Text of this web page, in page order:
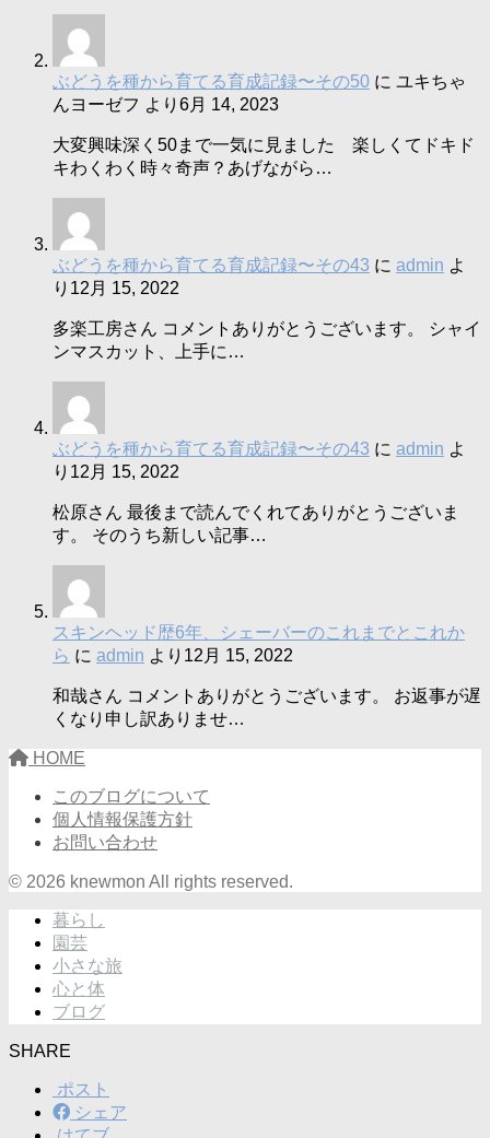
ぶどうを種から育てる育成記録〜その50 に ユキちゃ
んヨーゼフ より 6月 14, 2023
大変興味深く50まで一気に見ました 楽しくてドキド
キわくわく時々奇声？あげながら…
ぶどうを種から育てる育成記録〜その43 に admin よ
り 12月 15, 2022
多楽工房さん コメントありがとうございます。 シャイ
ンマスカット、上手に…
ぶどうを種から育てる育成記録〜その43 に admin よ
り 12月 15, 2022
松原さん 最後まで読んでくれてありがとうございま
す。 そのうち新しい記事…
スキンヘッド歴6年、シェーバーのこれまでとこれか
ら に admin より 12月 15, 2022
和哉さん コメントありがとうございます。 お返事が遅
くなり申し訳ありませ…
HOME
このブログについて
個人情報保護方針
お問い合わせ
© 2026 knewmon All rights reserved.
暮らし
園芸
小さな旅
心と体
ブログ
SHARE
ポスト
シェア